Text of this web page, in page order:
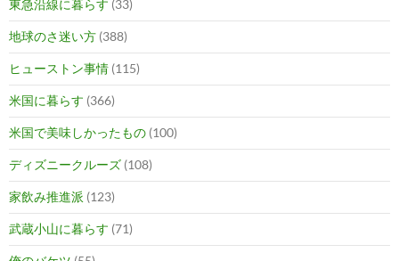
東急沿線に暮らす (33)
地球のさ迷い方 (388)
ヒューストン事情 (115)
米国に暮らす (366)
米国で美味しかったもの (100)
ディズニークルーズ (108)
家飲み推進派 (123)
武蔵小山に暮らす (71)